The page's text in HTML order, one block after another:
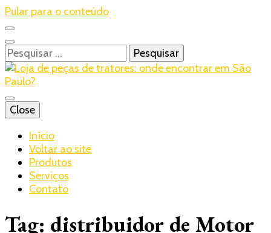
Pular para o conteúdo
Pesquisar
por:
Realtrac
Blog – Realtrac
Close
Início
Voltar ao site
Produtos
Serviços
Contato
Tag: distribuidor de Motor